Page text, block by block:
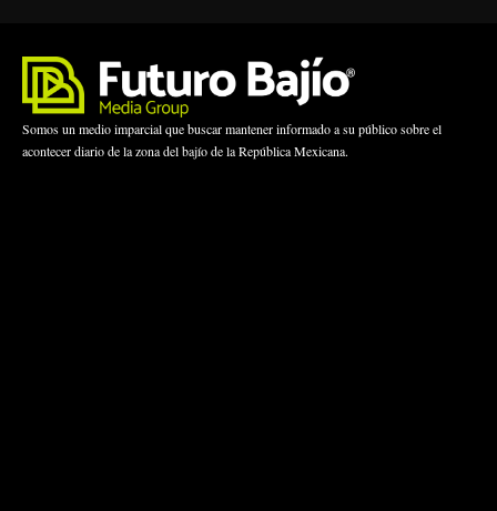
Somos un medio imparcial que buscar mantener informado a su público sobre el
acontecer diario de la zona del bajío de la República Mexicana.